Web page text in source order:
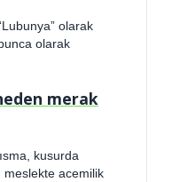
olarak
olarak
merak
kusurda
meslekte acemilik